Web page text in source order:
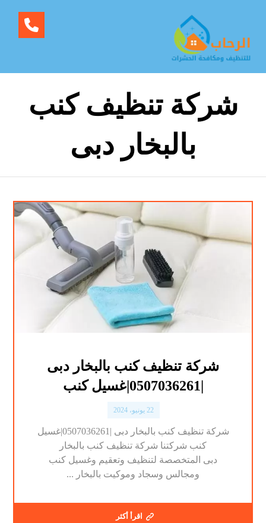
شركة تنظيف كنب
بالبخار دبى
شركة تنظيف كنب بالبخار دبى
|0507036261|غسيل كنب
22 يونيو، 2024
شركة تنظيف كنب بالبخار دبى |0507036261|غسيل
كنب شركتنا شركة تنظيف كنب بالبخار
دبى المتخصصة لتنظيف وتعقيم وغسيل كنب
ومجالس وسجاد وموكيت بالبخار ...
اقرأ أكثر